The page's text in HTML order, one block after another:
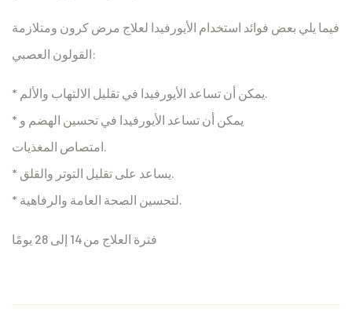
فيما يلي بعض فوائد استخدام الأيورفيدا لعلاج مرض كرون ومتلازمة
القولون العصبي:
* يمكن أن تساعد الأيورفيدا في تقليل الالتهاب والألم.
* يمكن أن تساعد الأيورفيدا في تحسين الهضم و
امتصاص المغذيات.
* يساعد على تقليل التوتر والقلق.
* لتحسين الصحة العامة والرفاهية.
فترة العلاج من 14 إلى 28 يومًا